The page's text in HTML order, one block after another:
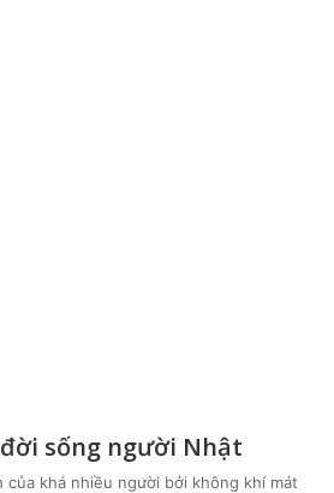
sống người Nhật
của khá nhiều người bởi không khí mát